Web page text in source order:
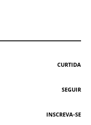
CURTIDA
SEGUIR
INSCREVA-SE